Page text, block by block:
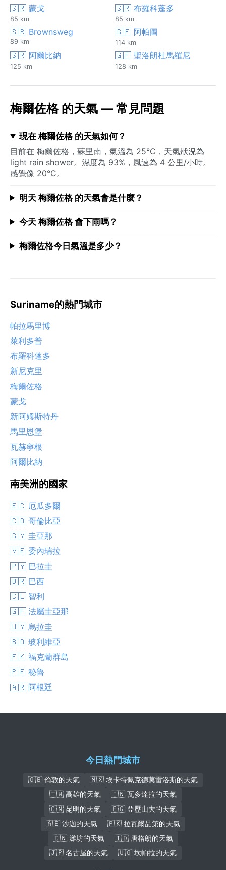
🇸🇷 蒙戈
85 km
🇸🇷 布羅科蓬多
85 km
🇸🇷 Brownsweg
89 km
🇬🇫 阿帕圖
114 km
🇸🇷 阿爾比納
125 km
🇬🇫 聖洛朗杜馬羅尼
128 km
梅爾佐格 的天氣 — 常見問題
現在 梅爾佐格 的天氣如何？
目前在 梅爾佐格，蘇里南，氣溫為 25°C，天氣狀況為
light rain shower。濕度為 93%，風速為 4 公里/小時。
感覺像 20°C。
明天 梅爾佐格 的天氣會是什麼？
今天 梅爾佐格 會下雨嗎？
梅爾佐格今日氣溫是多少？
Suriname的熱門城市
帕拉馬里博
萊利多普
布羅科蓬多
新尼克里
梅爾佐格
蒙戈
新阿姆斯特丹
馬里恩堡
瓦赫寧根
阿爾比納
南美洲的國家
🇪🇨 厄瓜多爾
🇨🇴 哥倫比亞
🇬🇾 圭亞那
🇻🇪 委內瑞拉
🇵🇾 巴拉圭
🇧🇷 巴西
🇨🇱 智利
🇬🇫 法屬圭亞那
🇺🇾 烏拉圭
🇧🇴 玻利維亞
🇫🇰 福克蘭群島
🇵🇪 秘魯
🇦🇷 阿根廷
今日熱門城市
🇬🇧 倫敦的天氣
🇲🇽 埃卡特佩克德莫雷洛斯的天氣
🇹🇼 高雄的天氣
🇮🇳 瓦多達拉的天氣
🇨🇳 昆明的天氣
🇪🇬 亞歷山大的天氣
🇦🇪 沙迦的天氣
🇵🇰 拉瓦爾品第的天氣
🇨🇳 濰坊的天氣
🇮🇩 唐格朗的天氣
🇯🇵 名古屋的天氣
🇺🇬 坎帕拉的天氣